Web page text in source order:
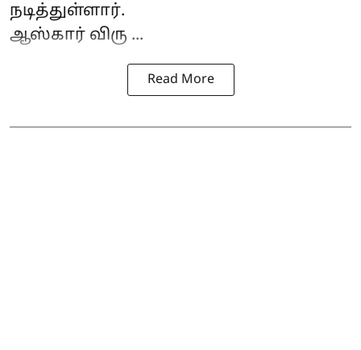
நடித்துள்ளார்.
ஆஸ்கார் விரு ...
Read More